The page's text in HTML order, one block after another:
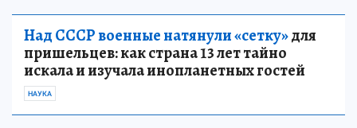
Над СССР военные натянули «сетку»для
пришельцев: как страна 13 лет тайно
искала и изучала инопланетных гостей
НАУКА